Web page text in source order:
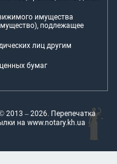
имущества
подлежащее
лиц другим
бумаг
2013 – 2026. Перепечатка
на www.notary.kh.ua